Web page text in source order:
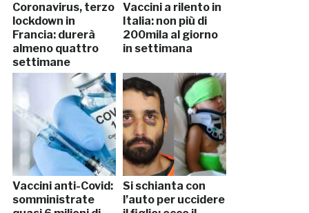
Coronavirus, terzo
lockdown in
Francia: durerà
almeno quattro
settimane
Vaccini a rilento in
Italia: non più di
200mila al giorno
in settimana
Vaccini anti-Covid:
somministrate
Si schianta con
l’auto per uccidere